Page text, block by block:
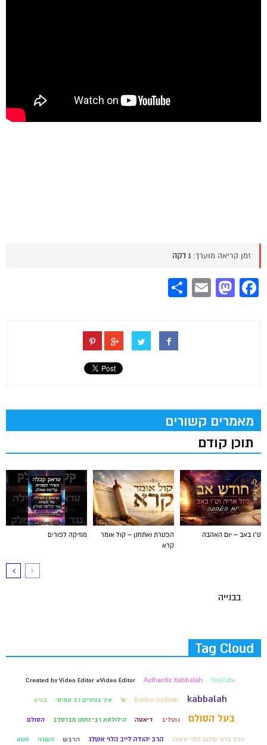
זמן קריאה מוערך: 1 דקה
Facebook
Mastodon
Email
מאמרים קשורים
תוכן קודם
מוזיקה לפורים
הפטרת ואתחנן – קול אומר
קרא
ט"ו באב – יום האהבה
בבנייה
Tag Cloud
#YouCut
Authentic Kabbalah
Created by Video Editor #Video Editor
kabbalah
Rebbe Gottlieb א' איך בוחרים רב אמיתי בורא
בעל הסולם גוטליב דיאטה הילולתא רבי נחמן מברסלב הסולם
הרב ברוך שלום הלוי אשלג הרב יהודה לייב הלוי אשלג הרבש השגה חטא